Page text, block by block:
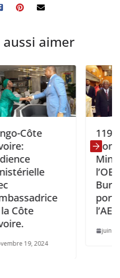
aimer
2024
119e
Conseil
Ministres
l’OE-ACP :
Burkina
porte-voix
juin 2, 2025